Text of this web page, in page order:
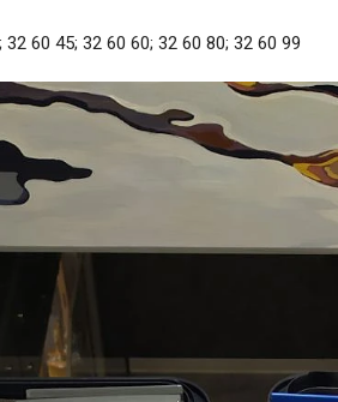
60 45; 32 60 60; 32 60 80; 32 60 99